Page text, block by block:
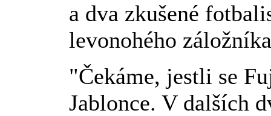
a dva zkušené
levonohého
"Čekáme, jestli se
Jablonce. V dalších